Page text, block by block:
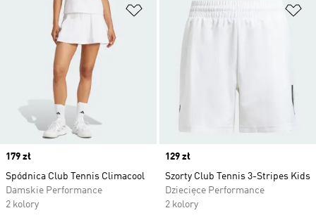
Dodaj do listy życzeń
Price
179 zł
Spódnica Club Tennis Climacool
Damskie Performance
2 kolory
Price
129 zł
Szorty Club Tennis 3-Stripes Kids
Dziecięce Performance
2 kolory